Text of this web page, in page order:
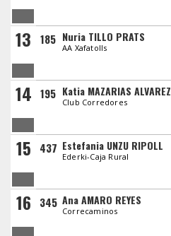
13 185 Nuria TILLO PRATS
AA Xafatolls
14 195 Katia MAZARIAS ALVAREZ
Club Corredores
15 437 Estefania UNZU RIPOLL
Ederki-Caja Rural
16 345 Ana AMARO REYES
Correcaminos